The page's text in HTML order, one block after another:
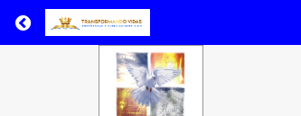
Return to all courses